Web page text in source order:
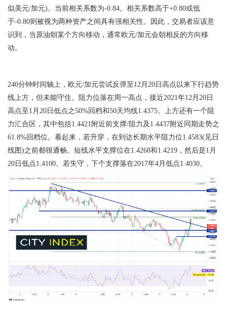
似美元/加元)。当前相关系数为-0.84。相关系数高于+0.80或低
于-0.80则被视为两种资产之间具有强相关性。因此，交易者应该意
识到，当原油朝某个方向移动，通常欧元/加元会朝相反的方向移
动。
240分钟时间轴上，欧元/加元尝试反弹至12月20日高点以来下行趋势
线上方，但未能守住。阻力位落在周一高点，接近2021年12月20日
高点至1月20日低点之50%回档和50天均线1.4375。上方还有一个阻
力汇合区，其中包括1.4421附近前支撑/阻力及1.4437附近同期走势之
61.8%回档位。看起来，若升穿，在到达长期水平阻力位1.4583(见日
线图)之前都很通畅。短线水平支撑位在1.4268和1.4219，然后是1月
20日低点1.4100。若失守，下个支撑落在2017年4月低点1.4030。